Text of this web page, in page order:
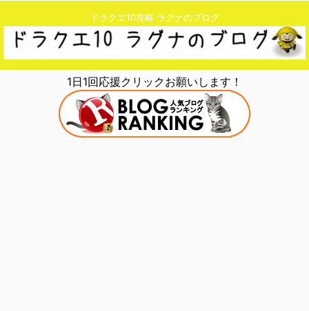
ドラクエ10攻略 ラグナのブログ
1日1回応援クリックお願いします！